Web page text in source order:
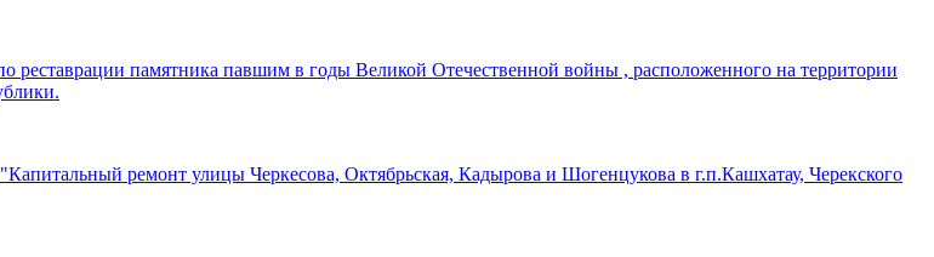
памятника павшим в годы Великой Отечественной войны , расположенного на территории
ремонт улицы Черкесова, Октябрьская, Кадырова и Шогенцукова в г.п.Кашхатау, Черекского